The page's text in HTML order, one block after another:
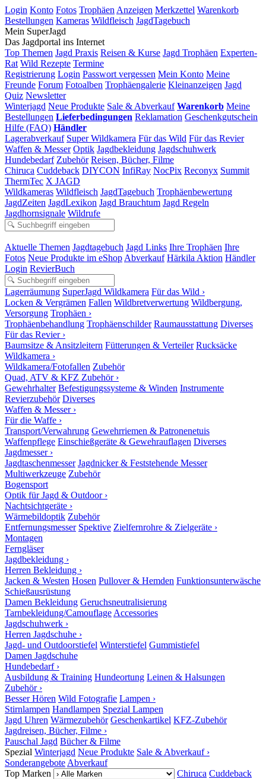
Login Konto Fotos Trophäen Anzeigen Merkzettel Warenkorb
Bestellungen Kameras Wildfleisch JagdTagebuch
Mein SuperJagd
Das Jagdportal ins Internet
Top Themen Jagd Praxis Reisen & Kurse Jagd Trophäen Experten-
Rat Wild Rezepte Termine
Registrierung Login Passwort vergessen Mein Konto Meine
Freunde Forum Fotoalben Trophäengalerie Kleinanzeigen Jagd
Quiz Newsletter
Winterjagd Neue Produkte Sale & Abverkauf Warenkorb Meine
Bestellungen Lieferbedingungen Reklamation Geschenkgutschein
Hilfe (FAQ) Händler
Lagerabverkauf Super Wildkamera Für das Wild Für das Revier
Waffen & Messer Optik Jagdbekleidung Jagdschuhwerk
Hundebedarf Zubehör Reisen, Bücher, Filme
Chiruca Cuddeback DIYCON InfiRay NocPix Reconyx Summit
ThermTec X JAGD
Wildkameras Wildfleisch JagdTagebuch Trophäenbewertung
JagdZeiten JagdLexikon Jagd Brauchtum Jagd Regeln
Jagdhornsignale Wildrufe
Aktuelle Themen Jagdtagebuch Jagd Links Ihre Trophäen Ihre
Fotos Neue Produkte im eShop Abverkauf Härkila Aktion Händler
Login RevierBuch
Lagerräumung SuperJagd Wildkamera Für das Wild ›
Locken & Vergrämen Fallen Wildbretverwertung Wildbergung,
Versorgung Trophäen ›
Trophäenbehandlung Trophäenschilder Raumausstattung Diverses
Für das Revier ›
Baumsitze & Ansitzleitern Fütterungen & Verteiler Rucksäcke
Wildkamera ›
Wildkamera/Fotofallen Zubehör
Quad, ATV & KFZ Zubehör ›
Gewehrhalter Befestigungssysteme & Winden Instrumente
Revierzubehör Diverses
Waffen & Messer ›
Für die Waffe ›
Transport/Verwahrung Gewehrriemen & Patronenetuis
Waffenpflege Einschießgeräte & Gewehrauflagen Diverses
Jagdmesser ›
Jagdtaschenmesser Jagdnicker & Feststehende Messer
Multiwerkzeuge Zubehör
Bogensport
Optik für Jagd & Outdoor ›
Nachtsichtgeräte ›
Wärmebildoptik Zubehör
Entfernungsmesser Spektive Zielfernrohre & Zielgeräte ›
Montagen
Ferngläser
Jagdbekleidung ›
Herren Bekleidung ›
Jacken & Westen Hosen Pullover & Hemden Funktionsunterwäsche
Schießausrüstung
Damen Bekleidung Geruchsneutralisierung
Tarnbekleidung/Camouflage Accessories
Jagdschuhwerk ›
Herren Jagdschuhe ›
Jagd- und Outdoorstiefel Winterstiefel Gummistiefel
Damen Jagdschuhe
Hundebedarf ›
Ausbildung & Training Hundeortung Leinen & Halsungen
Zubehör ›
Besser Hören Wild Fotografie Lampen ›
Stirnlampen Handlampen Spezial Lampen
Jagd Uhren Wärmezubehör Geschenkartikel KFZ-Zubehör
Jagdreisen, Bücher, Filme ›
Pauschal Jagd Bücher & Filme
Spezial Winterjagd Neue Produkte Sale & Abverkauf ›
Sonderangebote Abverkauf
Top Marken
Chiruca Cuddeback